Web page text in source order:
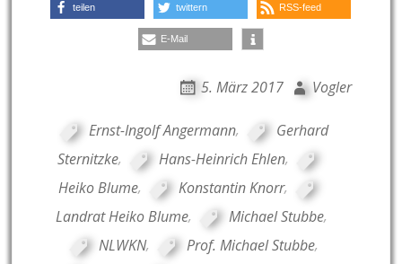
teilen twittern RSS-feed
E-Mail
5. März 2017 Vogler
Ernst-Ingolf Angermann,
Gerhard
Sternitzke, Hans-Heinrich Ehlen,
Heiko Blume, Konstantin Knorr,
Landrat Heiko Blume, Michael Stubbe,
NLWKN, Prof. Michael Stubbe,